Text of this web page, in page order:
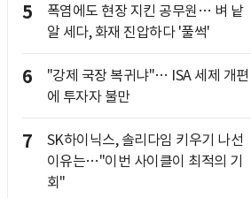
5
폭염에도 현장 지킨 공무원… 벼 낱
알 세다, 화재 진압하다 '풀썩'
6
"강제 국장 복귀냐"… ISA 세제 개편
에 투자자 불만
7
SK하이닉스, 솔리다임 키우기 나선
이유는…"이번 사이클이 최적의 기
회"